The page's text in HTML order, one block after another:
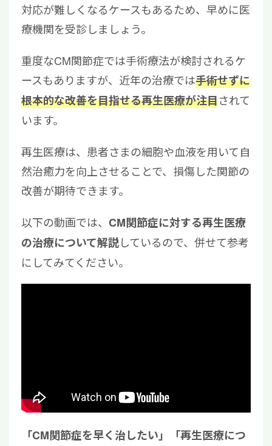
対応が難しくなるケースもあるため、早めに医
療機関を受診しましょう。
重度なCM関節症では手術療法が検討されるケ
ースもありますが、近年の治療では手術せずに
根本的な改善を目指せる再生医療が注目されて
います。
再生医療は、患者さまの細胞や血液を用いて自
然治癒力を向上させることで、損傷した関節の
改善が期待できます。
以下の動画では、 CM関節症に対する再生医療
の治療について解説しているので、併せて参考
にしてみてください。
「CM関節症を早く治したい」「再生医療につ